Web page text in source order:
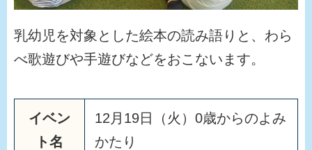
乳幼児を対象とした絵本の読み語りと、わら
べ歌遊びや手遊びなどをおこないます。
イベン
ト名
12月19日（火）0歳からのよみ
かたり